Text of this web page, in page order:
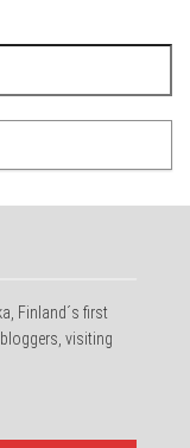
Finland´s first
visiting